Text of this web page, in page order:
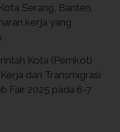
Serang, Banten.
kerja yang
Kota (Pemkot)
dan Transmigrasi
Fair 2025 pada 6-7